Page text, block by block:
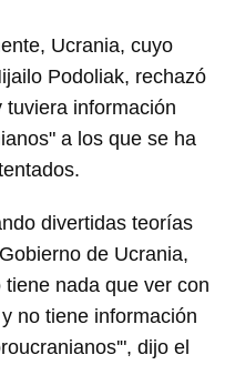
14ymedio.
CANCELAR
Ucrania, cuyo
Podoliak, rechazó
tuviera información
a los que se ha
divertidas teorías
de Ucrania,
nada que ver con
no tiene información
dijo el